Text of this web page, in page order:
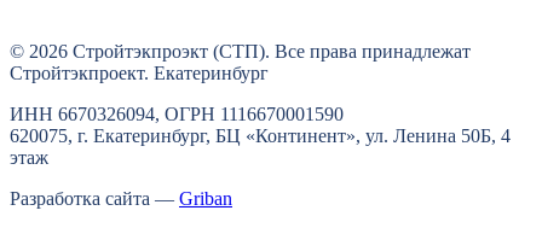
© 2026 Стройтэкпроэкт (СТП). Все права принадлежат
Стройтэкпроект. Екатеринбург
ИНН 6670326094, ОГРН 1116670001590
620075, г. Екатеринбург, БЦ «Континент», ул. Ленина 50Б, 4
этаж
Разработка сайта — Griban